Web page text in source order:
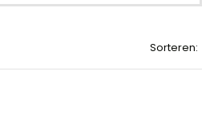
Sorteren: